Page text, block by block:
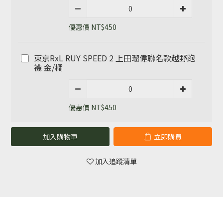
優惠價 NT$450
東京RxL RUY SPEED 2 上田瑠偉聯名款越野跑
襪 金/橘
優惠價 NT$450
加入購物車 立即購買
加入追蹤清單